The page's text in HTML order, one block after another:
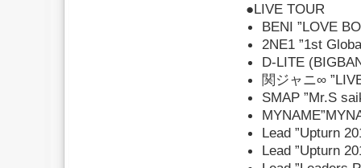
●LIVE TOUR
BENI ”LOVE
2NE1 ”1st
D-LITE
関ジャニ∞
SMAP ”Mr.S
Lead ”Upturn
Lead ”Upturn